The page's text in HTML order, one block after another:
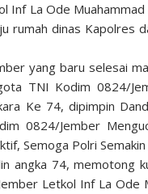
Inf La Ode
rumah dinas Kapolres
yang baru selesai
TNI Kodim 0824/
Ke 74, dipimpin
0824/Jember
Semoga Polri Semakin
angka 74, memotong
Letkol Inf La Ode